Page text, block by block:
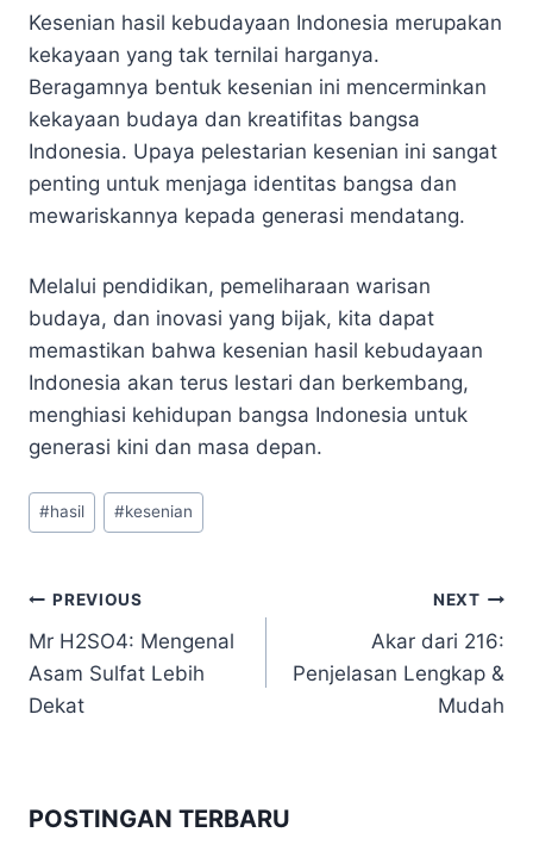
Kesenian hasil kebudayaan Indonesia merupakan
kekayaan yang tak ternilai harganya.
Beragamnya bentuk kesenian ini mencerminkan
kekayaan budaya dan kreatifitas bangsa
Indonesia. Upaya pelestarian kesenian ini sangat
penting untuk menjaga identitas bangsa dan
mewariskannya kepada generasi mendatang.
Melalui pendidikan, pemeliharaan warisan
budaya, dan inovasi yang bijak, kita dapat
memastikan bahwa kesenian hasil kebudayaan
Indonesia akan terus lestari dan berkembang,
menghiasi kehidupan bangsa Indonesia untuk
generasi kini dan masa depan.
Post
Tags:
#hasil #kesenian
Navigasi
pos
PREVIOUS
Mr H2SO4: Mengenal
Asam Sulfat Lebih
Dekat
NEXT
Akar dari 216:
Penjelasan Lengkap &
Mudah
POSTINGAN TERBARU